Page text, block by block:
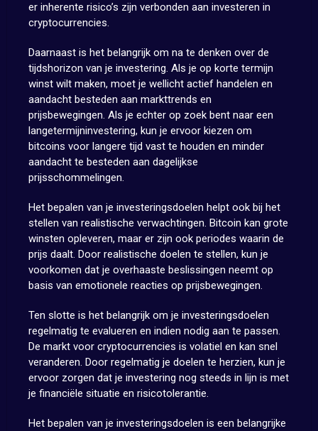
er inherente risico’s zijn verbonden aan investeren in
cryptocurrencies.
Daarnaast is het belangrijk om na te denken over de
tijdshorizon van je investering. Als je op korte termijn
winst wilt maken, moet je wellicht actief handelen en
aandacht besteden aan markttrends en
prijsbewegingen. Als je echter op zoek bent naar een
langetermijninvestering, kun je ervoor kiezen om
bitcoins voor langere tijd vast te houden en minder
aandacht te besteden aan dagelijkse
prijsschommelingen.
Het bepalen van je investeringsdoelen helpt ook bij het
stellen van realistische verwachtingen. Bitcoin kan grote
winsten opleveren, maar er zijn ook periodes waarin de
prijs daalt. Door realistische doelen te stellen, kun je
voorkomen dat je overhaaste beslissingen neemt op
basis van emotionele reacties op prijsbewegingen.
Ten slotte is het belangrijk om je investeringsdoelen
regelmatig te evalueren en indien nodig aan te passen.
De markt voor cryptocurrencies is volatiel en kan snel
veranderen. Door regelmatig je doelen te herzien, kun je
ervoor zorgen dat je investering nog steeds in lijn is met
je financiële situatie en risicotolerantie.
Het bepalen van je investeringsdoelen is een belangrijke